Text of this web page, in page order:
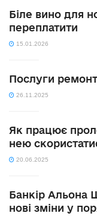
Біле вино для
переплатити
15.01.2026
Послуги
26.11.2025
Як працює
нею
20.06.2025
Банкір Альона
нові зміни у